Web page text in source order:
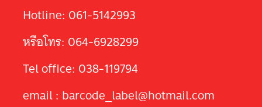
Hotline: 061-5142993
หรือโทร: 064-6928299
Tel office: 038-119794
email : barcode_label@hotmail.com